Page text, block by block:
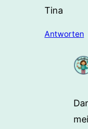
Tina
Antworten